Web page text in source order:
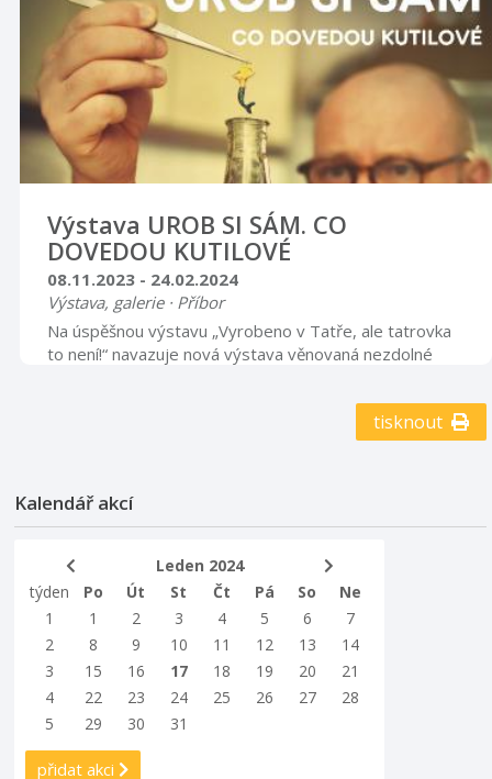
Výstava UROB SI SÁM. CO
DOVEDOU KUTILOVÉ
08.11.2023 - 24.02.2024
Výstava, galerie · Příbor
Na úspěšnou výstavu „Vyrobeno v Tatře, ale tatrovka
to není!“ navazuje nová výstava věnovaná nezdolné
tisknout
Kalendář akcí
Leden 2024
týden
Po Út St Čt Pá So
Ne
1
1 2 3 4 5 6
7
2
8 9 10 11 12 13
14
3
15 16 17 18 19 20
21
4
22 23 24 25 26 27
28
5
29 30 31
přidat akci